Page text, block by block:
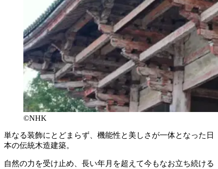
©NHK
単なる装飾にとどまらず、機能性と美しさが一体となった日
本の伝統木造建築。
自然の力を受け止め、長い年月を超えて今もなお立ち続ける